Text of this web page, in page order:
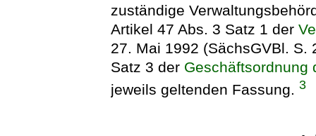
zuständige
Artikel 47 Abs. 3 Satz 1 der
27. Mai 1992 (SächsGVBl. S.
Satz 3 der Geschäftsordnung
jeweils geltenden Fassung. 3